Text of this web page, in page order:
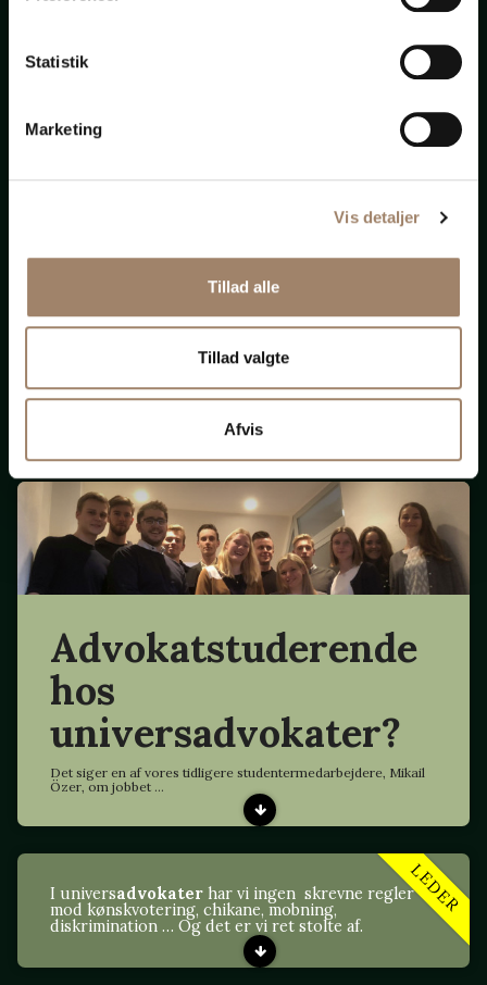
Statistik
Marketing
Vis detaljer
Tillad alle
Tillad valgte
Afvis
bistand
til
Nye krav om ligeløn
og
løngennemsigtighed
(Opdateret 131125)
Advokatstuderende
hos
universadvokater?
Det siger en af vores tidligere studentermedarbejdere, Mikail
Özer, om jobbet ...
LEDER
I universadvokaterhar vi ingen skrevne regler
mod kønskvotering, chikane, mobning,
diskrimination … Og det er vi ret stolte af.